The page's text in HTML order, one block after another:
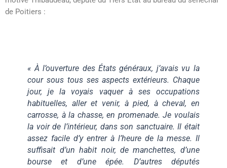
de Poitiers :
« À l’ouverture des États généraux, j’avais vu la
cour sous tous ses aspects extérieurs. Chaque
jour, je la voyais vaquer à ses occupations
habituelles, aller et venir, à pied, à cheval, en
carrosse, à la chasse, en promenade. Je voulais
la voir de l’intérieur, dans son sanctuaire. Il était
assez facile d’y entrer à l’heure de la messe. Il
suffisait d’un habit noir, de manchettes, d’une
bourse et d’une épée. D’autres députés